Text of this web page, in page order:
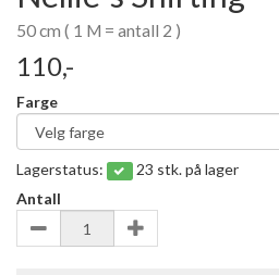
50 cm ( 1 M = antall 2 )
110,-
Farge
Lagerstatus:
23 stk. på lager
Antall